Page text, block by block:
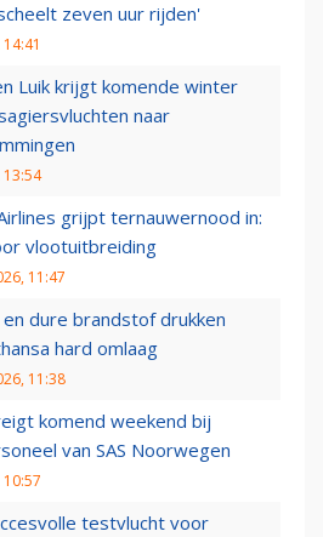
zeven uur rijden'
Luik krijgt komende winter
naar
13:54
grijpt ternauwernood in:
vlootuitbreiding
11:47
en dure brandstof drukken
hard omlaag
11:38
komend weekend bij
van SAS Noorwegen
testvlucht voor